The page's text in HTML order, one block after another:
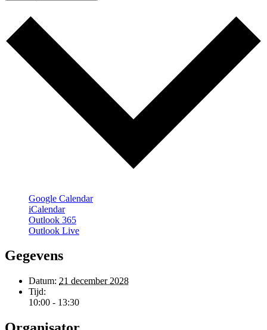
Google Calendar
iCalendar
Outlook 365
Outlook Live
Gegevens
Datum: 21 december 2028
Tijd:
10:00 - 13:30